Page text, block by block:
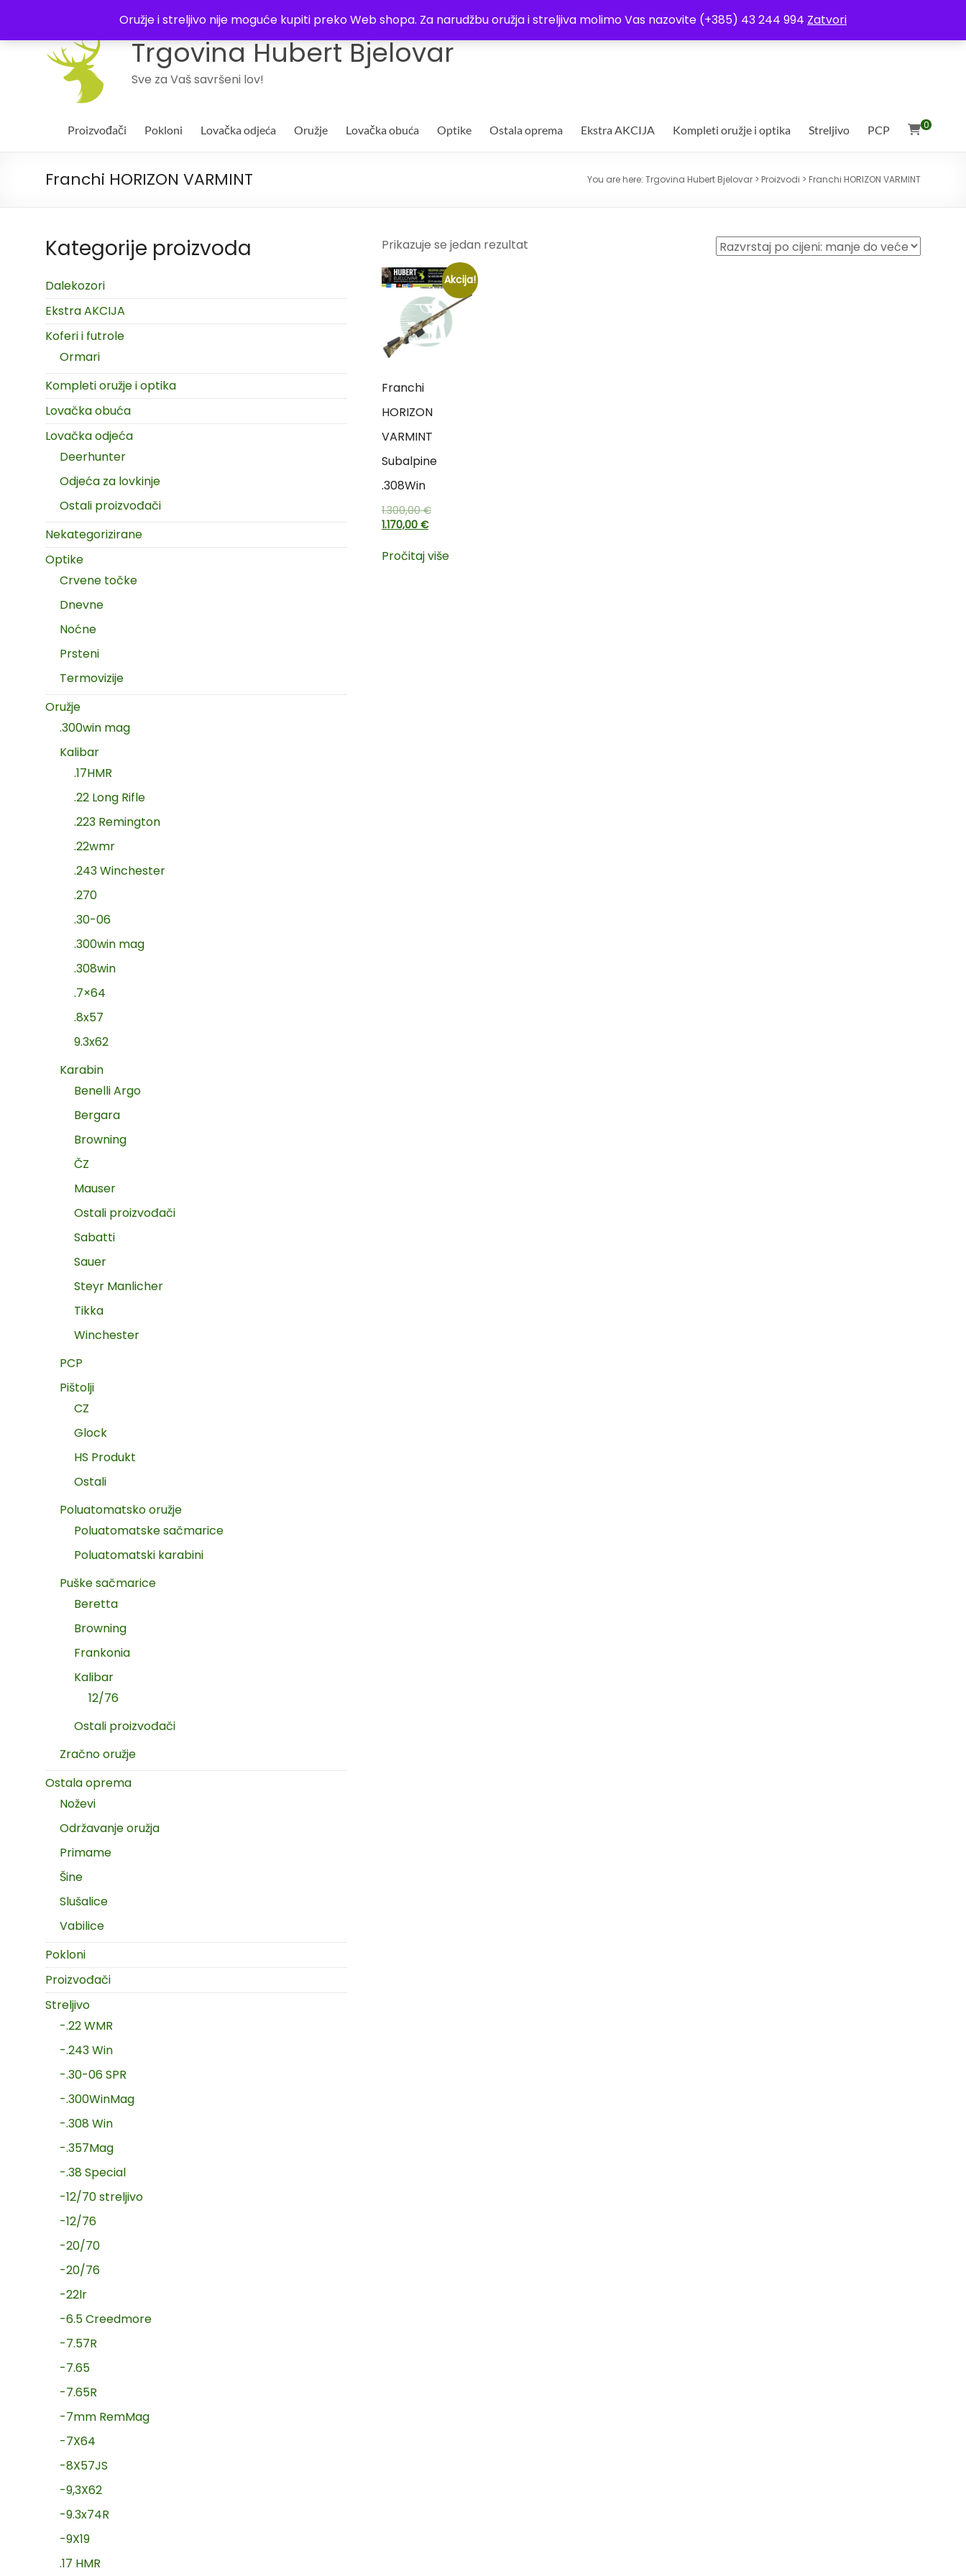
Oružje i streljivo nije moguće kupiti preko Web shopa. Za narudžbu oružja i streljiva molimo Vas nazovite (+385) 43 244 994 Zatvori
Uvjeti poslovanja
Trgovina Hubert Bjelovar
Sve za Vaš savršeni lov!
0
Proizvođači Pokloni Lovačka odjeća Oružje Lovačka obuća Optike Ostala oprema Ekstra AKCIJA Kompleti oružje i optika Streljivo PCP
Franchi HORIZON VARMINT You are here: Trgovina Hubert Bjelovar > Proizvodi > Franchi HORIZON VARMINT
Prikazuje se jedan rezultat
Akcija!
Franchi
HORIZON
VARMINT
Subalpine
.308Win
1.300,00€
1.170,00 €
Pročitaj više
Kategorije proizvoda
Dalekozori
Ekstra AKCIJA
Koferi i futrole
Ormari
Kompleti oružje i optika
Lovačka obuća
Lovačka odjeća
Deerhunter
Odjeća za lovkinje
Ostali proizvođači
Nekategorizirane
Optike
Crvene točke
Dnevne
Noćne
Prsteni
Termovizije
Oružje
.300win mag
Kalibar
.17HMR
.22 Long Rifle
.223 Remington
.22wmr
.243 Winchester
.270
.30-06
.300win mag
.308win
.7×64
.8x57
9.3x62
Karabin
Benelli Argo
Bergara
Browning
ČZ
Mauser
Ostali proizvođači
Sabatti
Sauer
Steyr Manlicher
Tikka
Winchester
PCP
Pištolji
CZ
Glock
HS Produkt
Ostali
Poluatomatsko oružje
Poluatomatske sačmarice
Poluatomatski karabini
Puške sačmarice
Beretta
Browning
Frankonia
Kalibar
12/76
Ostali proizvođači
Zračno oružje
Ostala oprema
Noževi
Održavanje oružja
Primame
Šine
Slušalice
Vabilice
Pokloni
Proizvođači
Streljivo
-.22 WMR
-.243 Win
-.30-06 SPR
-.300WinMag
-.308 Win
-.357Mag
-.38 Special
-12/70 streljivo
-12/76
-20/70
-20/76
-22lr
-6.5 Creedmore
-7.57R
-7.65
-7.65R
-7mm RemMag
-7X64
-8X57JS
-9,3X62
-9.3x74R
-9X19
.17 HMR